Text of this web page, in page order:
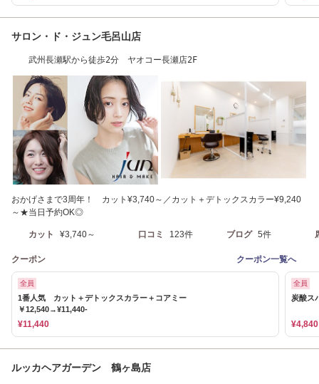
サロン・ド・ジュン毛呂山店
武州長瀬駅から徒歩2分 ヤオコー長瀬店2F
おかげさまで3周年！ カット¥3,740～／カット＋デトックスカラー¥9,240
～★当日予約OK◎
カット ¥3,740～ 口コミ 123件 ブログ 5件
クーポン クーポン一覧へ
全員
1番人気 カット＋デトックスカラー＋コアミー
￥12,540→¥11,440‐
¥11,440
全員
炭酸ス
¥4,840
ルッカヘアガーデン 鶴ヶ島店